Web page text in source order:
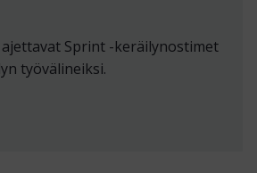
Sprint -keräilynostimet
työvälineiksi.